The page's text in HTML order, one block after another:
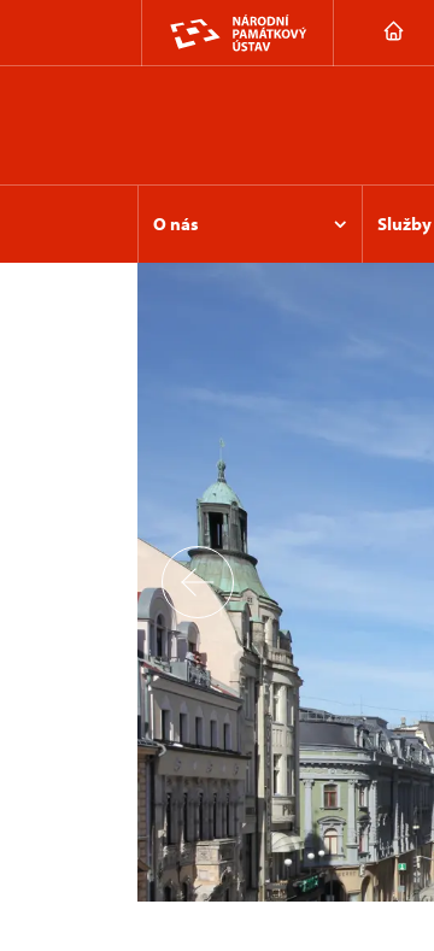
O nás Služby